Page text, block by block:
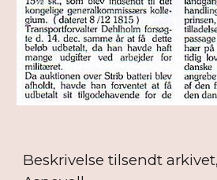
Beskrivelse tilsendt